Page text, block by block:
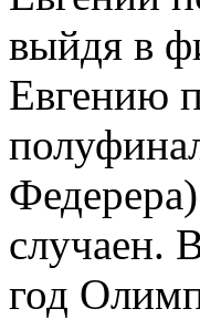
выйдя в
Евгению
случаен.
год